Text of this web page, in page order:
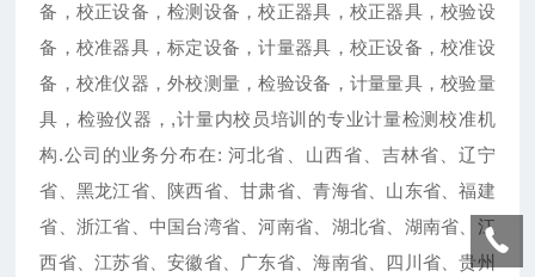
备，校正设备，检测设备，校正器具，校正器具，校验设
备，校准器具，标定设备，计量器具，校正设备，校准设
备，校准仪器，外校测量，检验设备，计量量具，校验量
具，检验仪器，,计量内校员培训的专业计量检测校准机
构.公司的业务分布在: 河北省、山西省、吉林省、辽宁
省、黑龙江省、陕西省、甘肃省、青海省、山东省、福建
省、浙江省、中国台湾省、河南省、湖北省、湖南省、江
西省、江苏省、安徽省、广东省、海南省、四川省、贵州